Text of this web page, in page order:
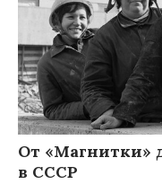
От «Магнитки»
в СССР